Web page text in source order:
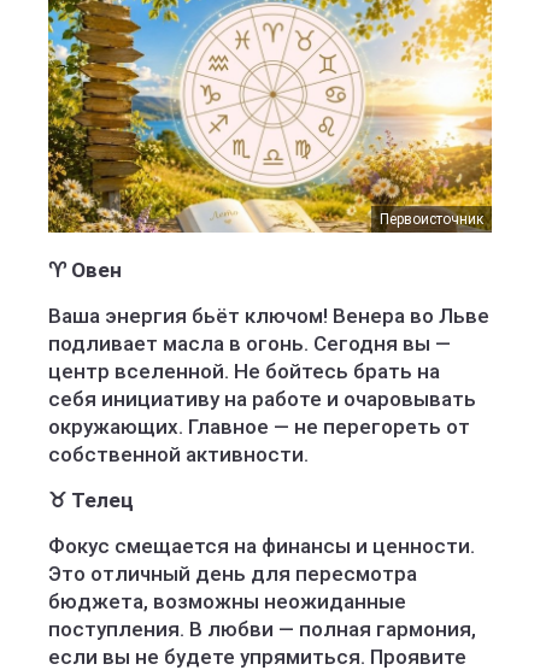
Первоисточник
♈ Овен
Ваша энергия бьёт ключом! Венера во Льве
подливает масла в огонь. Сегодня вы —
центр вселенной. Не бойтесь брать на
себя инициативу на работе и очаровывать
окружающих. Главное — не перегореть от
собственной активности.
♉ Телец
Фокус смещается на финансы и ценности.
Это отличный день для пересмотра
бюджета, возможны неожиданные
поступления. В любви — полная гармония,
если вы не будете упрямиться. Проявите